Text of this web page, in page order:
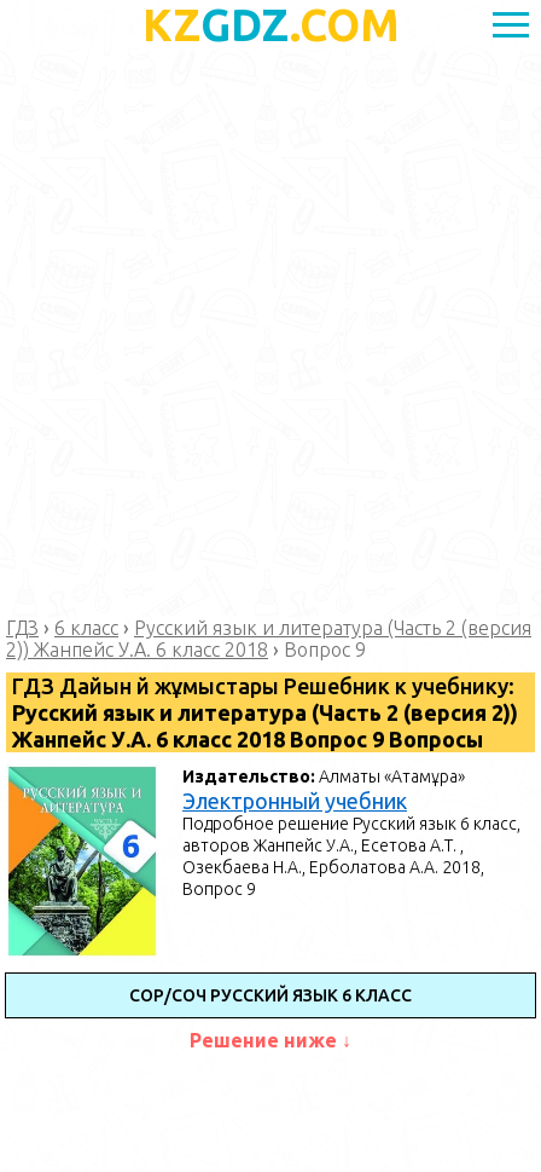
KZGDZ.COM
ГДЗ › 6 класс › Русский язык и литература (Часть 2 (версия
2)) Жанпейс У.А. 6 класс 2018 › Вопрос 9
ГДЗ Дайын үй жұмыстары Решебник к учебнику:
Русский язык и литература (Часть 2 (версия 2))
Жанпейс У.А. 6 класс 2018 Вопрос 9 Вопросы
Издательство:Алматы «Атамұра»
Электронный учебник
Подробное решение Русский язык 6 класс,
авторов Жанпейс У.А., Есетова А.Т. ,
Озекбаева Н.А., Ерболатова А.А. 2018,
Вопрос 9
СОР/СОЧ РУССКИЙ ЯЗЫК 6 КЛАСС
Решение ниже ↓